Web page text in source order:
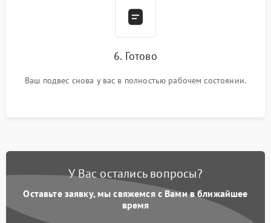
6. Готово
Ваш подвес снова у вас в полностью рабочем состоянии.
У Вас остались вопросы?
Оставьте заявку, мы свяжемся с Вами в ближайшее
время